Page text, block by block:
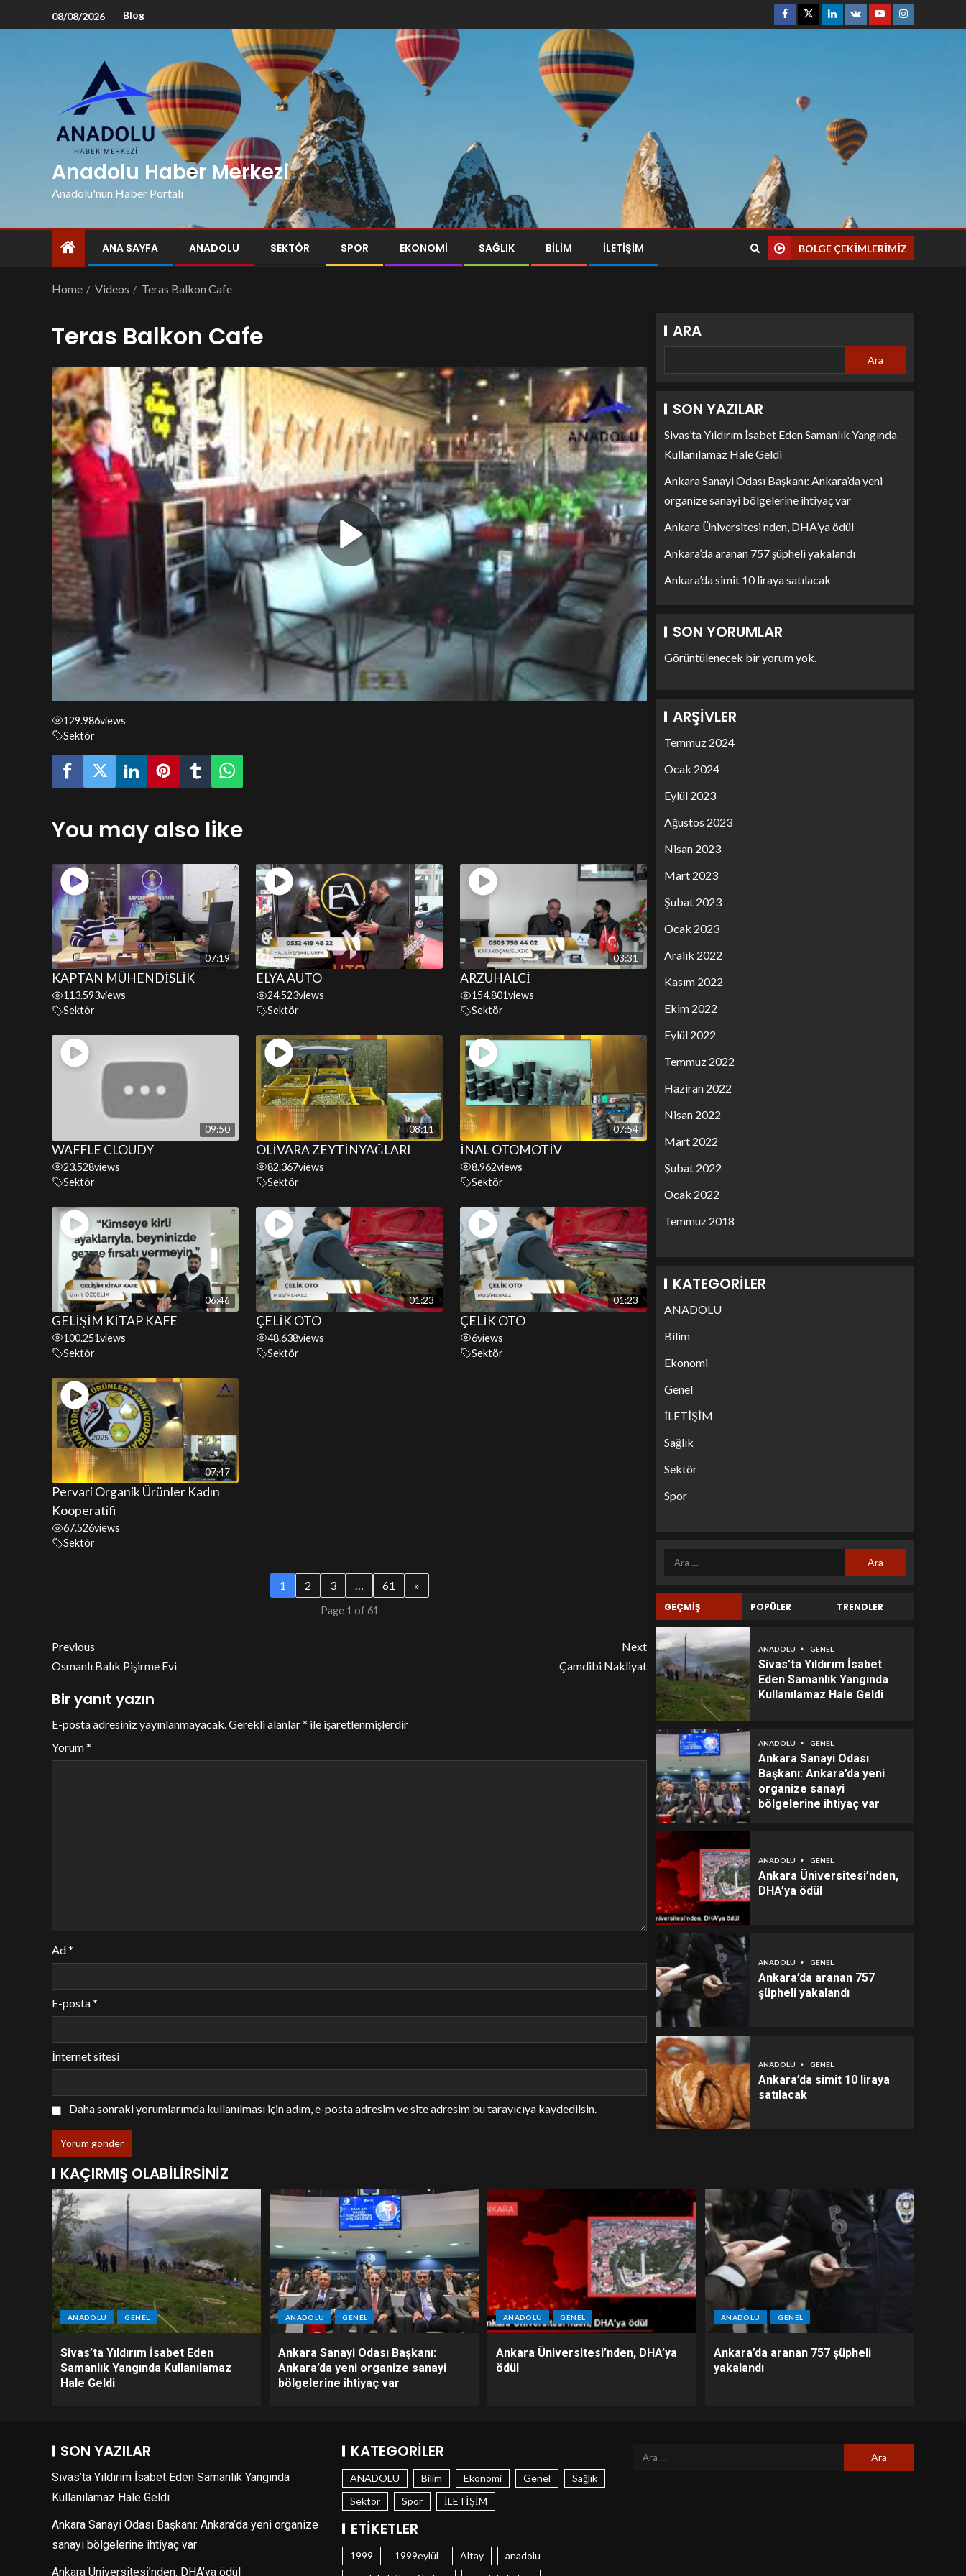
08/08/2026 Blog
Anadolu Haber Merkezi
Anadolu'nun Haber Portalı
ANA SAYFA ANADOLU SEKTÖR SPOR EKONOMI SAĞLIK BILIM İLETİŞİM BÖLGE ÇEKIMLERIMIZ
Home Videos Teras Balkon Cafe
Teras Balkon Cafe
129.986views
Sektör
You may also like
07:19
KAPTAN MÜHENDİSLİK
113.593views
Sektör
ELYA AUTO
24.523views
Sektör
03:31
ARZUHALCİ
154.801views
Sektör
09:50
WAFFLE CLOUDY
23.528views
Sektör
08:11
OLİVARA ZEYTİNYAĞLARI
82.367views
Sektör
07:54
İNAL OTOMOTİV
8.962views
Sektör
06:46
GELİŞİM KİTAP KAFE
100.251views
Sektör
01:23
ÇELİK OTO
48.638views
Sektör
01:23
ÇELİK OTO
6views
Sektör
07:47
Pervari Organik Ürünler Kadın
Kooperatifi
67.526views
Sektör
1 2 3 … 61 »
Page 1 of 61
Previous
Osmanlı Balık Pişirme Evi
Next
Çamdibi Nakliyat
Bir yanıt yazın
E-posta adresiniz yayınlanmayacak.Gerekli alanlar* ile işaretlenmişlerdir
Yorum*
Ad*
E-posta*
İnternet sitesi
Daha sonraki yorumlarımda kullanılması için adım, e-posta adresim ve site adresim bu tarayıcıya kaydedilsin.
ARA
Ara
SON YAZILAR
Sivas’ta Yıldırım İsabet Eden Samanlık Yangında
Kullanılamaz Hale Geldi
Ankara Sanayi Odası Başkanı: Ankara’da yeni
organize sanayi bölgelerine ihtiyaç var
Ankara Üniversitesi’nden, DHA’ya ödül
Ankara’da aranan 757 şüpheli yakalandı
Ankara’da simit 10 liraya satılacak
SON YORUMLAR
Görüntülenecek bir yorum yok.
ARŞIVLER
Temmuz 2024
Ocak 2024
Eylül 2023
Ağustos 2023
Nisan 2023
Mart 2023
Şubat 2023
Ocak 2023
Aralık 2022
Kasım 2022
Ekim 2022
Eylül 2022
Temmuz 2022
Haziran 2022
Nisan 2022
Mart 2022
Şubat 2022
Ocak 2022
Temmuz 2018
KATEGORILER
ANADOLU
Bilim
Ekonomi
Genel
İLETİŞİM
Sağlık
Sektör
Spor
GEÇMİŞ POPÜLER TRENDLER
ANADOLU GENEL
Sivas’ta Yıldırım İsabet
Eden Samanlık Yangında
Kullanılamaz Hale Geldi
ANADOLU GENEL
Ankara Sanayi Odası
Başkanı: Ankara’da yeni
organize sanayi
bölgelerine ihtiyaç var
ANADOLU GENEL
Ankara Üniversitesi’nden,
DHA’ya ödül
ANADOLU GENEL
Ankara’da aranan 757
şüpheli yakalandı
ANADOLU GENEL
Ankara’da simit 10 liraya
satılacak
KAÇIRMIŞ OLABILIRSINIZ
ANADOLU GENEL
Sivas’ta Yıldırım İsabet Eden
Samanlık Yangında Kullanılamaz
Hale Geldi
ANADOLU GENEL
Ankara Sanayi Odası Başkanı:
Ankara’da yeni organize sanayi
bölgelerine ihtiyaç var
ANADOLU GENEL
Ankara Üniversitesi’nden, DHA’ya
ödül
ANADOLU GENEL
Ankara’da aranan 757 şüpheli
yakalandı
SON YAZILAR
Sivas’ta Yıldırım İsabet Eden Samanlık Yangında
Kullanılamaz Hale Geldi
Ankara Sanayi Odası Başkanı: Ankara’da yeni organize
sanayi bölgelerine ihtiyaç var
Ankara Üniversitesi’nden, DHA’ya ödül
KATEGORILER
ANADOLU Bilim Ekonomi Genel
Sağlık
Sektör
Spor İLETİŞİM
ETIKETLER
1999 1999eylül Altay
anadolu